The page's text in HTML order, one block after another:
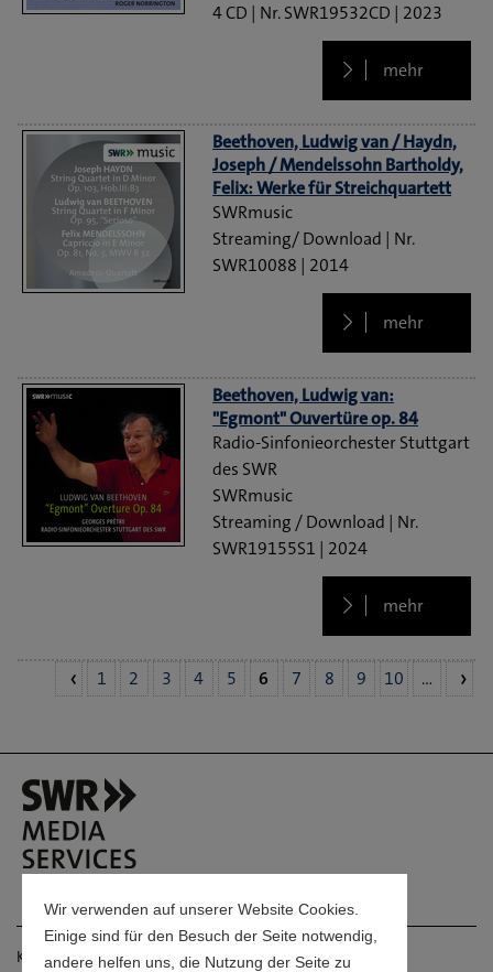
Wir verwenden auf unserer Website Cookies.
Einige sind für den Besuch der Seite notwendig,
andere helfen uns, die Nutzung der Seite zu
4 CD
SWR19532CD 2023
mehr
Beethoven, Ludwig van / Haydn,
Joseph / Mendelssohn Bartholdy,
Felix: Werke für Streichquartett
SWRmusic
Streaming/ Download
SWR10088
2014
mehr
Beethoven, Ludwig van:
"Egmont" Ouvertüre op. 84
Radio-Sinfonieorchester Stuttgart
des SWR
SWRmusic
Streaming / Download
SWR19155S1
2024
mehr
1 2 3 4 5 6 7 8 9 10 …
Kontakt